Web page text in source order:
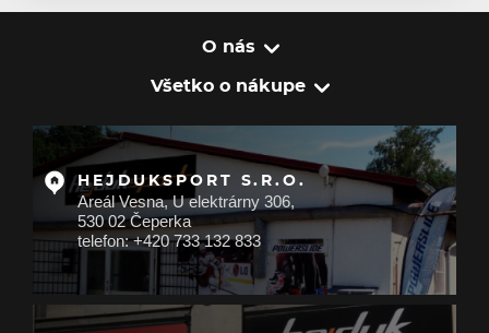
O nás
Všetko o nákupe
HEJDUKSPORT S.R.O.
Areál Vesna, U elektrárny 306,
530 02 Čeperka
telefon: +420 733 132 833